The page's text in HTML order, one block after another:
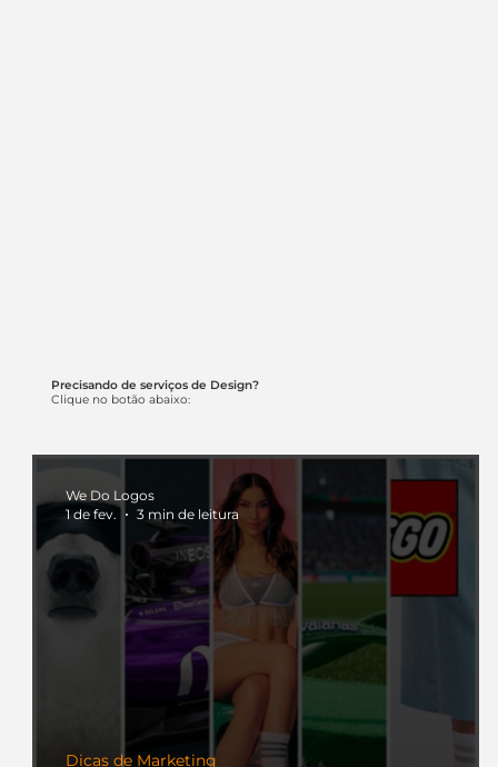
Precisando de serviços de Design?
Clique no botão abaixo:
Dicas de Marketing
We Do Logos
1 de fev.
3 min de leitura